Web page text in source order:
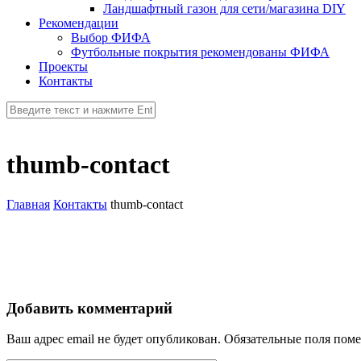
Ландшафтный газон для сети/магазина DIY
Рекомендации
Выбор ФИФА
Футбольные покрытия рекомендованы ФИФА
Проекты
Контакты
thumb-contact
Главная Контакты thumb-contact
Добавить комментарий
Ваш адрес email не будет опубликован. Обязательные поля